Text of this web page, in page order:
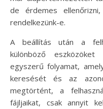
de érdemes
rendelkezünk-e.
A beállítás után a
különböző
egyszerű folyamat,
keresését és az
megtörtént, a
fájljaikat, csak annyit